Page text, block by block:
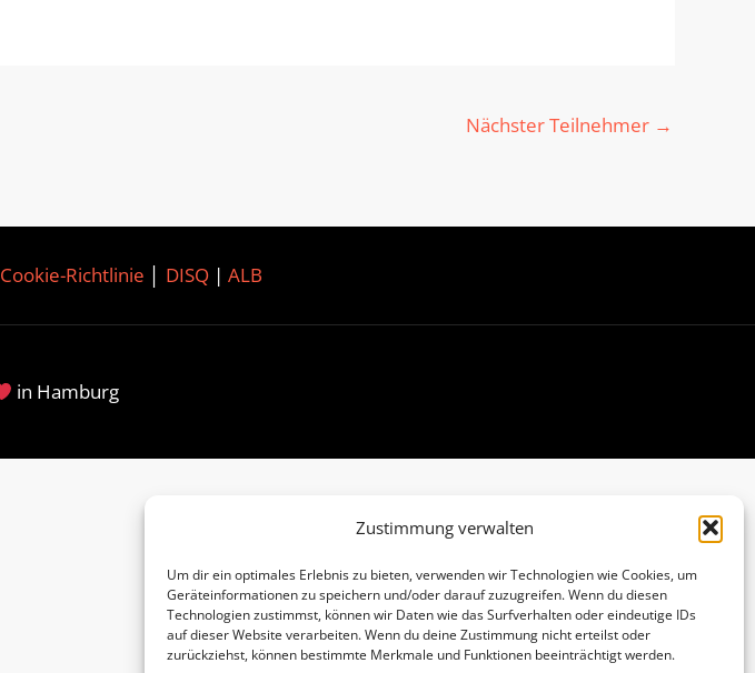
Zustimmung verwalten
Um dir ein optimales Erlebnis zu bieten, verwenden wir Technologien wie Cookies, um
Geräteinformationen zu speichern und/oder darauf zuzugreifen. Wenn du diesen
Technologien zustimmst, können wir Daten wie das Surfverhalten oder eindeutige IDs
auf dieser Website verarbeiten. Wenn du deine Zustimmung nicht erteilst oder
zurückziehst, können bestimmte Merkmale und Funktionen beeinträchtigt werden.
Nächster Teilnehmer →
Cookie-Richtlinie DISQ| ALB
in Hamburg